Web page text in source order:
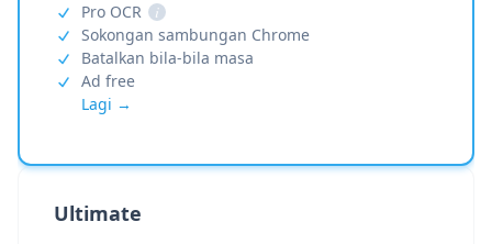
Pro OCR
i
Sokongan sambungan Chrome
Batalkan bila-bila masa
Ad free
Lagi →
Ultimate